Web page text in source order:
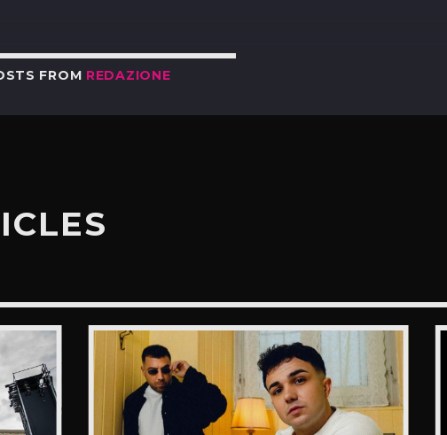
FROM REDAZIONE